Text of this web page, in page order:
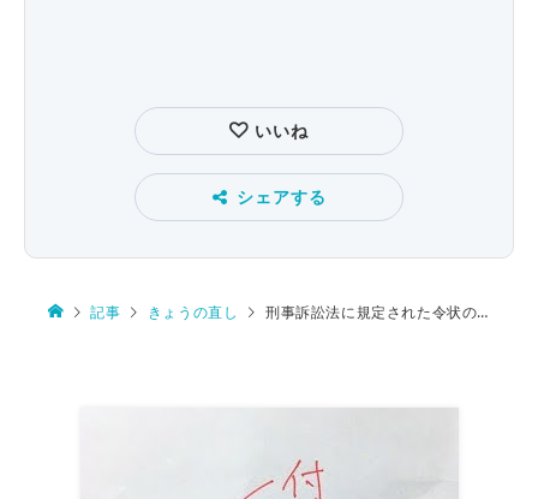
いいね
シェアする
記事 きょうの直し 刑事訴訟法に規定された令状の発布